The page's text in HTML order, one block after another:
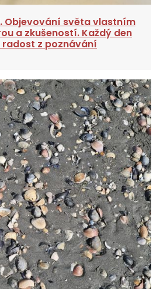
Objevování světa vlastním
a zkušeností. Každý den
radost z poznávání